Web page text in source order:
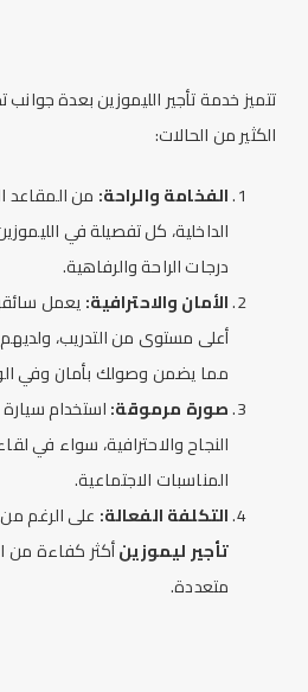
تتميز خدمةتأجير الليموزينبعدة جوانب
الكثير من الحالات:
الفخامة والراحة: من المقاعد
الداخلية، كل تفصيلة في ال
درجات الراحة والرفاهية.
الأمان والاحترافية:يعمل
أعلى مستوى من التدريب،
مما يضمن وصولك بأمان وفي
صورة مرموقة:استخدام سيارة
النجاح والاحترافية، سواء في
المناسبات الاجتماعية.
التكلفة الفعالة: على الرغم
تأجير ليموزينأكثر كفاءة من
متعددة.